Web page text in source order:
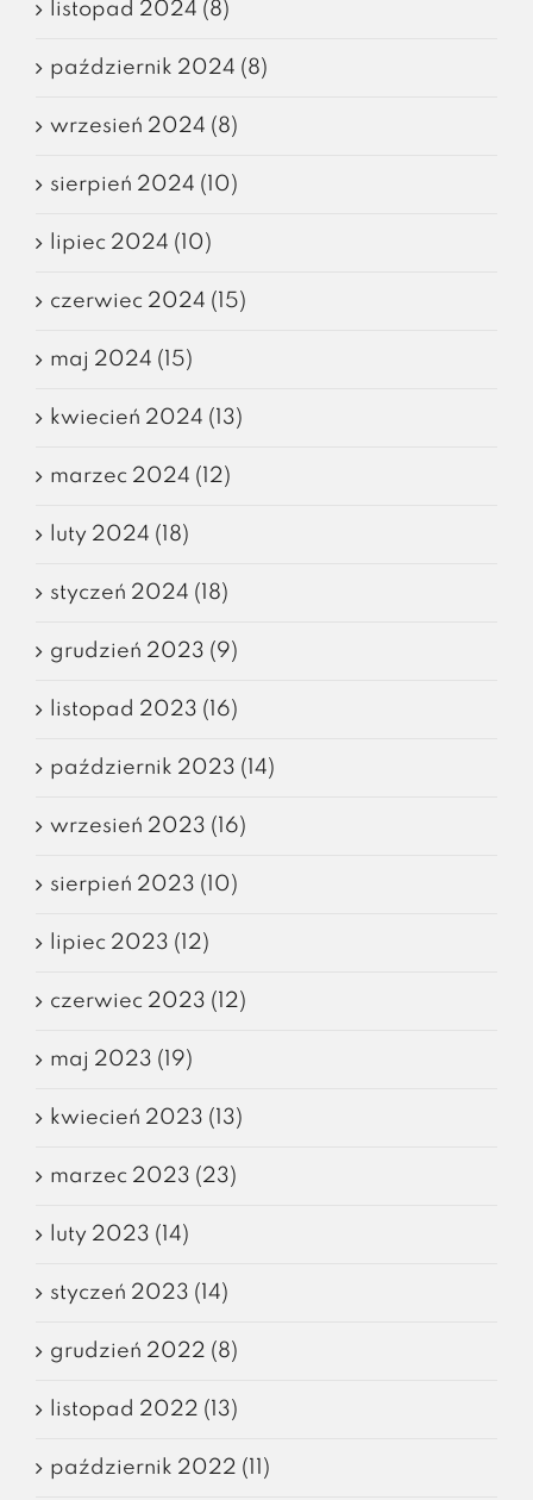
listopad 2024 (8)
październik 2024 (8)
wrzesień 2024 (8)
sierpień 2024 (10)
lipiec 2024 (10)
czerwiec 2024 (15)
maj 2024 (15)
kwiecień 2024 (13)
marzec 2024 (12)
luty 2024 (18)
styczeń 2024 (18)
grudzień 2023 (9)
listopad 2023 (16)
październik 2023 (14)
wrzesień 2023 (16)
sierpień 2023 (10)
lipiec 2023 (12)
czerwiec 2023 (12)
maj 2023 (19)
kwiecień 2023 (13)
marzec 2023 (23)
luty 2023 (14)
styczeń 2023 (14)
grudzień 2022 (8)
listopad 2022 (13)
październik 2022 (11)